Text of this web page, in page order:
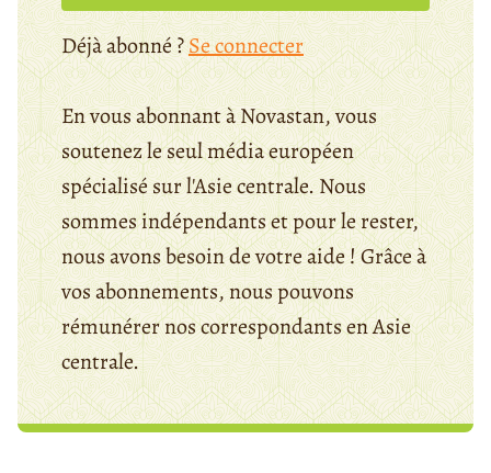
Déjà abonné ?Se connecter
En vous abonnant à Novastan, vous
soutenez le seul média européen
spécialisé sur l'Asie centrale. Nous
sommes indépendants et pour le rester,
nous avons besoin de votre aide ! Grâce à
vos abonnements, nous pouvons
rémunérer nos correspondants en Asie
centrale.